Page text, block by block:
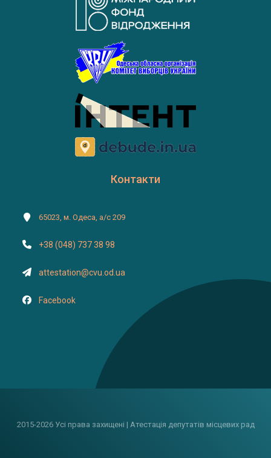
Контакти
65023, м. Одеса, а/с 209
+38 (048) 737 38 98
attestation@cvu.od.ua
Facebook
2015-2026 Усі права захищені | Атестація депутатів місцевих рад